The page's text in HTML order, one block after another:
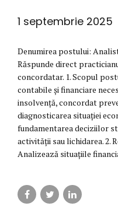
1 septembrie 2025
Denumirea postului:
Răspunde direct
concordatar. 1. Scopul
contabile și financiare
insolvență, concordat
diagnosticarea situației
fundamentarea deciziilor
activității sau lichidarea. 2.
Analizează situațiile